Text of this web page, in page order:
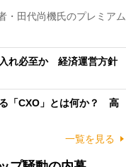
・田代尚機氏のプレミアム
れ必至か 経済運営方針
「CXO」とは何か？ 高
一覧を見る